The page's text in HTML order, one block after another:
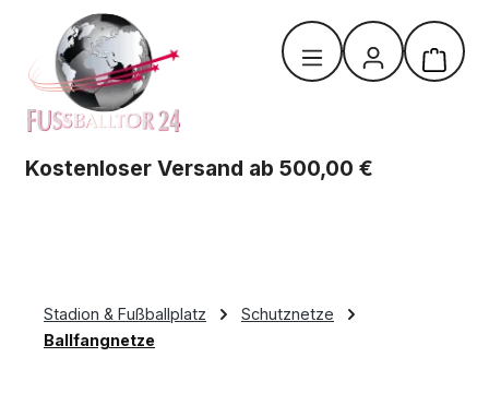
Zum Hauptinhalt springen
Kostenloser Versand ab 500,00 €
Stadion & Fußballplatz
Schutznetze
Ballfangnetze